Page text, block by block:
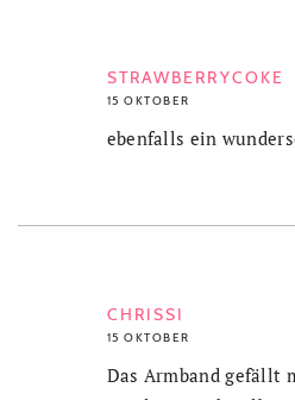
STRAWBERRYCOKE
15 OKTOBER
ebenfalls ein
CHRISSI
15 OKTOBER
Das Armband gefällt